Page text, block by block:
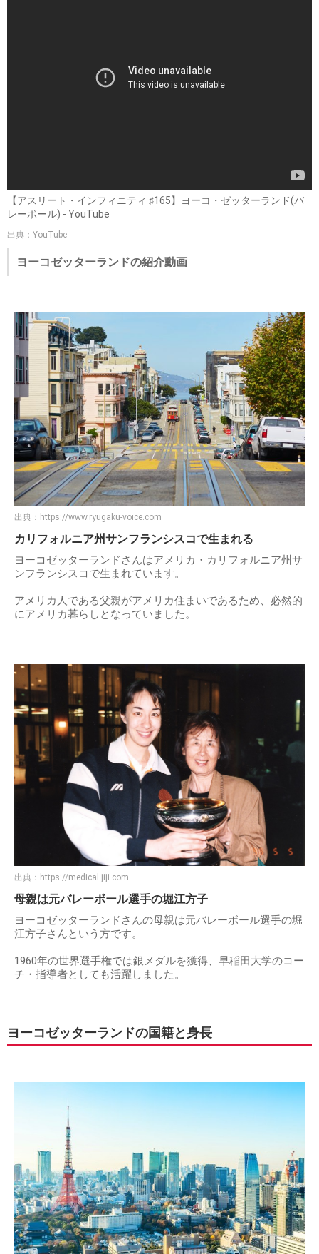
【アスリート・インフィニティ ♯165】ヨーコ・ゼッターランド(バ
レーボール) - YouTube
出典：YouTube
ヨーコゼッターランドの紹介動画
出典： https://www.ryugaku-voice.com
カリフォルニア州サンフランシスコで生まれる
ヨーコゼッターランドさんはアメリカ・カリフォルニア州サ
ンフランシスコで生まれています。
アメリカ人である父親がアメリカ住まいであるため、必然的
にアメリカ暮らしとなっていました。
出典： https://medical.jiji.com
母親は元バレーボール選手の堀江方子
ヨーコゼッターランドさんの母親は元バレーボール選手の堀
江方子さんという方です。
1960年の世界選手権では銀メダルを獲得、早稲田大学のコー
チ・指導者としても活躍しました。
ヨーコゼッターランドの国籍と身長